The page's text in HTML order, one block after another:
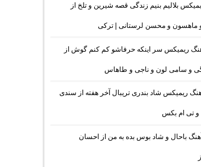
بلالیم بنیم زندگی قصه شیرین و تلخ از
ماهسون و محسن لرستانی | ترکی
آهنگ ریمیکس سر اینکه حرفاشو کم کنم گوش از
و سامی لون و ناجی و طاهاس
آهنگ ریمیکس شاد بندری تریبال آخر هفته از سندی
و تی ام بکس
آهنگ باحال و شاد بوس بده به من از احسان